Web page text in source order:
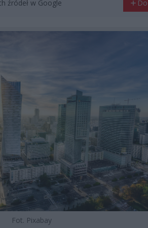
źródeł w Google
Fot. Pixabay